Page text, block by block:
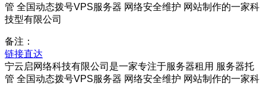
管 全国动态拨号VPS服务器 网络安全维护 网站制作的一家科
技型有限公司
备注：
链接直达
宁云启网络科技有限公司是一家专注于服务器租用 服务器托
管 全国动态拨号VPS服务器 网络安全维护 网站制作的一家科